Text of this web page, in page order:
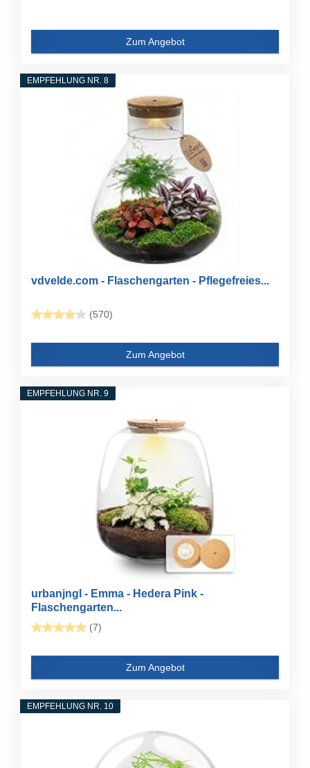
Zum Angebot
EMPFEHLUNG NR. 8
vdvelde.com - Flaschengarten - Pflegefreies...
(570)
Zum Angebot
EMPFEHLUNG NR. 9
urbanjngl - Emma - Hedera Pink -
Flaschengarten...
(7)
Zum Angebot
EMPFEHLUNG NR. 10